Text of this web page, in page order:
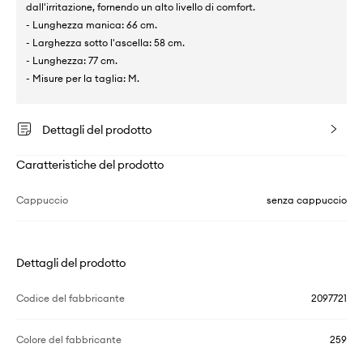
dall'irritazione, fornendo un alto livello di comfort.
- Lunghezza manica: 66 cm.
- Larghezza sotto l'ascella: 58 cm.
- Lunghezza: 77 cm.
- Misure per la taglia: M.
Dettagli del prodotto
Caratteristiche del prodotto
Cappuccio senza cappuccio
Dettagli del prodotto
Codice del fabbricante 2097721
Colore del fabbricante 259